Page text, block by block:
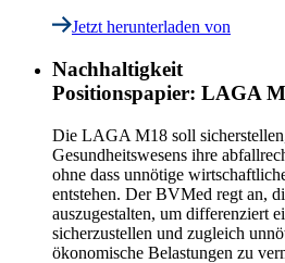
Jetzt herunterladen von
Nachhaltigkeit
Positionspapier: LAGA
Die LAGA M18 soll
Gesundheitswesens ihre
ohne dass unnötige
entstehen. Der BVMed regt an,
auszugestalten, um differenziert
sicherzustellen und zugleich
ökonomische Belastungen zu